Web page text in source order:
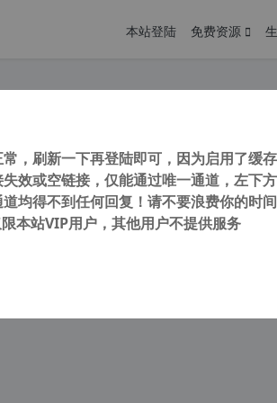
本站登陆 免费资源
Tool) 3.6.1.5687 绿色中文便携正式版
载自 cnorg.12hp.de 注意： 由于网站空间位于国
...
2025年11月
，刷新一下再登陆即可，因为启用了缓存
效或空链接，仅能通过唯一通道，左下
均得不到任何回复！请不要浪费你的时
本站VIP用户，其他用户不提供服务